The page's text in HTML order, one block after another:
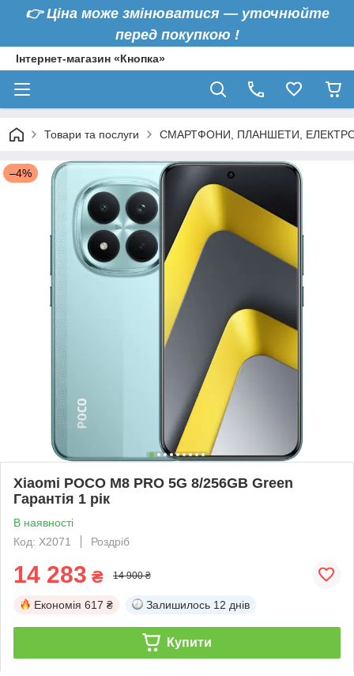
👉Ціна може змінюватися — уточнюйте
перед покупкою !
Інтернет-магазин «Кнопка»
Товари та послуги СМАРТФОНИ, ПЛАНШЕТИ,
–4%
Xiaomi POCO M8 PRO 5G 8/256GB Green
Гарантія 1 рік
В наявності
Код: X2071
Роздріб
14 283 ₴ 14 900 ₴
Економія 617 ₴ Залишилось 12 днів
Купити